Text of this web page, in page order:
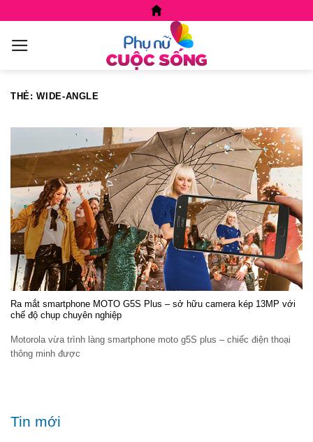
content
THẺ:WIDE-ANGLE
Ra mắt smartphone MOTO G5S Plus – sở hữu camera kép 13MP với
chế độ chụp chuyên nghiệp
Motorola vừa trình làng smartphone moto g5S plus – chiếc điện thoại
thông minh được
Tin mới